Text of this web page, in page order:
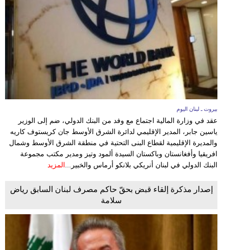
بيروت ـ لبنان اليوم
عقد في وزارة المالية اجتماع مع وفد من البنك الدولي، ضم إلى الوزير
ياسين جابر، المدير الإقليمي لدائرة الشرق الأوسط جان كريستوف كاريه
والمديرة الإقليمية لقطاع البنى التحتية في منطقة الشرق الأوسط وشمال
افريقيا وأفغانستان وباكستان السيدة ألمود وتيز ومدير مكتب مجموعة
البنك الدولي في لبنان أنريكي بلانكو أرماس والخبير... المزيد
إصدار مذكرة إلقاء قبض بحقّ حاكم مصرف لبنان السابق رياض
سلامة